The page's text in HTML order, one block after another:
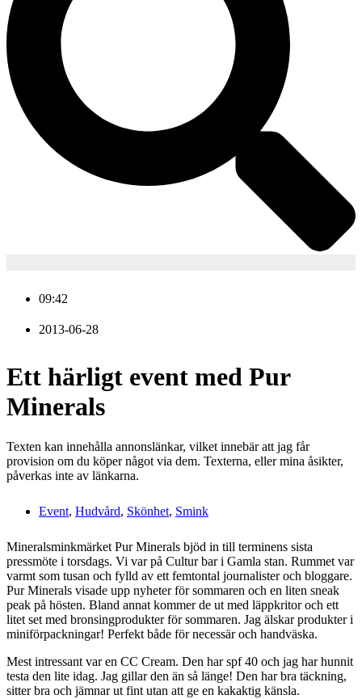
09:42
2013-06-28
Ett härligt event med Pur
Minerals
Texten kan innehålla annonslänkar, vilket innebär att jag får
provision om du köper något via dem. Texterna, eller mina åsikter,
påverkas inte av länkarna.
Event, Hudvård, Skönhet, Smink
Mineralsminkmärket Pur Minerals bjöd in till terminens sista
pressmöte i torsdags. Vi var på Cultur bar i Gamla stan. Rummet var
varmt som tusan och fylld av ett femtontal journalister och bloggare.
Pur Minerals visade upp nyheter för sommaren och en liten sneak
peak på hösten. Bland annat kommer de ut med läppkritor och ett
litet set med bronsingprodukter för sommaren. Jag älskar produkter i
miniförpackningar! Perfekt både för necessär och handväska.
Mest intressant var en CC Cream. Den har spf 40 och jag har hunnit
testa den lite idag. Jag gillar den än så länge! Den har bra täckning,
sitter bra och jämnar ut fint utan att ge en kakaktig känsla.